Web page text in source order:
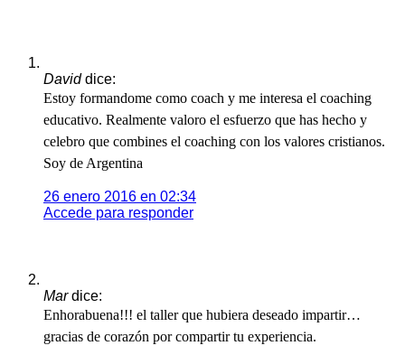
David dice:
Estoy formandome como coach y me interesa el coaching
educativo. Realmente valoro el esfuerzo que has hecho y
celebro que combines el coaching con los valores cristianos.
Soy de Argentina
26 enero 2016 en 02:34
Accede para responder
Mar dice:
Enhorabuena!!! el taller que hubiera deseado impartir…
gracias de corazón por compartir tu experiencia.